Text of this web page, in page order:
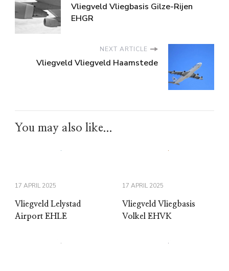
Vliegveld Vliegbasis Gilze-Rijen
EHGR
NEXT ARTICLE
Vliegveld Vliegveld Haamstede
You may also like...
17 APRIL 2025
Vliegveld Lelystad
Airport EHLE
17 APRIL 2025
Vliegveld Vliegbasis
Volkel EHVK